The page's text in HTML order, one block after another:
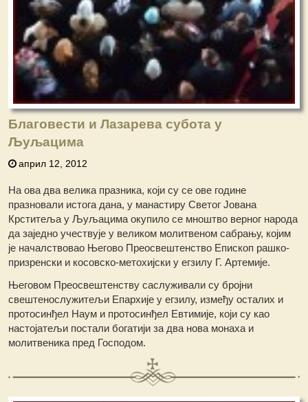
Благовести и Лазарева субота у
Љуљацима
април 12, 2012
На ова два велика празника, који су се ове године
празновали истога дана, у манастиру Светог Јована
Крститеља у Љуљацима окупило се мноштво верног народа
да заједно учествује у великом молитвеном сабрању, којим
је началствовао Његово Преосвештенство Епископ рашко-
призренски и косовско-метохијски у егзилу Г. Артемије.
Његовом Преосвештенству саслуживали су бројни
свештенослужитељи Епархије у егзилу, између осталих и
протосинђел Наум и протосинђел Евтимије, који су као
настојатељи постали богатији за два нова монаха и
молитвеника пред Господом.